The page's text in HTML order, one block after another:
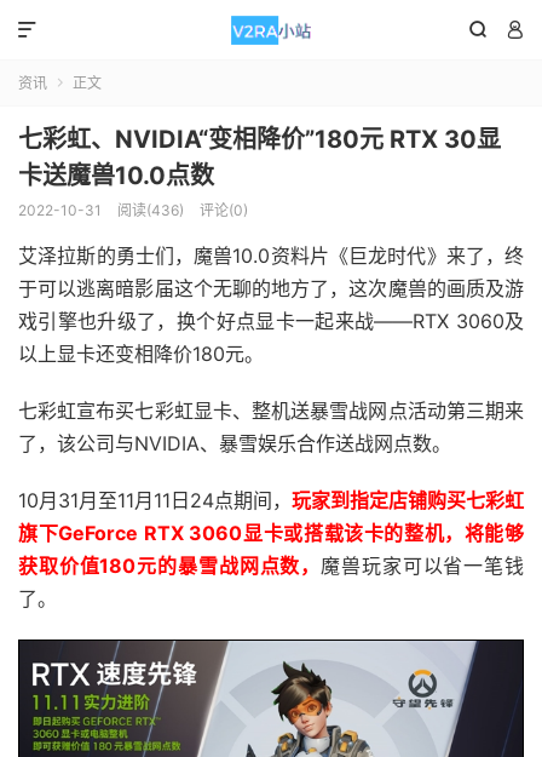
 

资讯  正文
七彩虹、NVIDIA“变相降价”180元 RTX 30显
卡送魔兽10.0点数
2022-10-31 阅读(436) 评论(0)
艾泽拉斯的勇士们，魔兽10.0资料片《巨龙时代》来了，终
于可以逃离暗影届这个无聊的地方了，这次魔兽的画质及游
戏引擎也升级了，换个好点显卡一起来战——RTX 3060及
以上显卡还变相降价180元。
七彩虹宣布买七彩虹显卡、整机送暴雪战网点活动第三期来
了，该公司与NVIDIA、暴雪娱乐合作送战网点数。
10月31月至11月11日24点期间， 玩家到指定店铺购买七彩虹
旗下GeForce RTX 3060显卡或搭载该卡的整机，将能够
获取价值180元的暴雪战网点数， 魔兽玩家可以省一笔钱
了。